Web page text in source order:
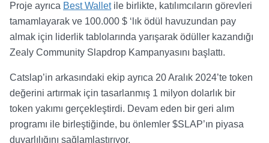
Proje ayrıca Best Walletile birlikte, katılımcıların görevleri
tamamlayarak ve 100.000 $ ‘lık ödül havuzundan pay
almak için liderlik tablolarında yarışarak ödüller kazandığı
Zealy Community Slapdrop Kampanyasını başlattı.
Catslap’in arkasındaki ekip ayrıca 20 Aralık 2024’te token
değerini artırmak için tasarlanmış 1 milyon dolarlık bir
token yakımı gerçekleştirdi. Devam eden bir geri alım
programı ile birleştiğinde, bu önlemler $SLAP’ın piyasa
duyarlılığını sağlamlaştırıyor.